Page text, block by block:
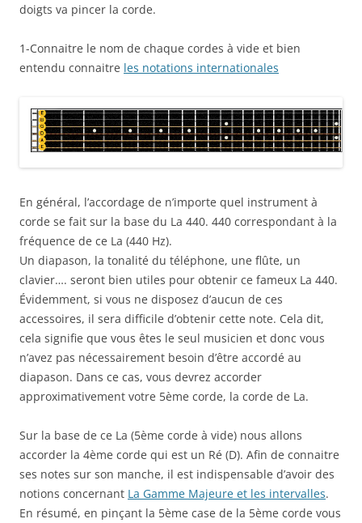
doigts va pincer la corde.
1-Connaitre le nom de chaque cordes à vide et bien
entendu connaitre les notations internationales
En général, l’accordage de n’importe quel instrument à
corde se fait sur la base du La 440. 440 correspondant à la
fréquence de ce La (440 Hz).
Un diapason, la tonalité du téléphone, une flûte, un
clavier…. seront bien utiles pour obtenir ce fameux La 440.
Évidemment, si vous ne disposez d’aucun de ces
accessoires, il sera difficile d’obtenir cette note. Cela dit,
cela signifie que vous êtes le seul musicien et donc vous
n’avez pas nécessairement besoin d’être accordé au
diapason. Dans ce cas, vous devrez accorder
approximativement votre 5ème corde, la corde de La.
Sur la base de ce La (5ème corde à vide) nous allons
accorder la 4ème corde qui est un Ré (D). Afin de connaitre
ses notes sur son manche, il est indispensable d’avoir des
notions concernant La Gamme Majeure et les intervalles.
En résumé, en pinçant la 5ème case de la 5ème corde vous